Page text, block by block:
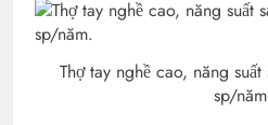
Thợ tay nghề cao, năng
sp/